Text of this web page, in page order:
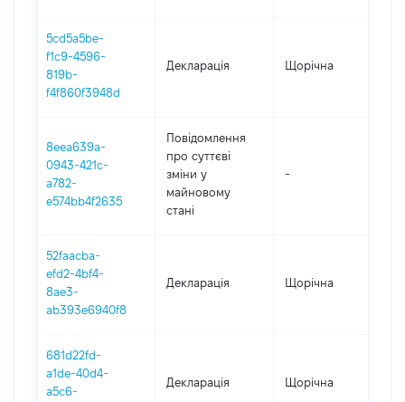
5cd5a5be-
f1c9-4596-
819b-
f4f860f3948d
Декларація Щорічна
8eea639a-
0943-421c-
a782-
e574bb4f2635
Повідомлення
про суттєві
зміни y
майновому
стані
-
52faacba-
efd2-4bf4-
8ae3-
ab393e6940f8
Декларація Щорічна
681d22fd-
a1de-40d4-
a5c6-
Декларація Щорічна